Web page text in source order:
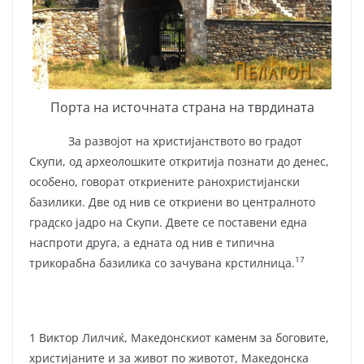
Порта на источната страна на тврдината
За развојот на христијанството во градот
Скупи, од археолошките откритија познати до денес,
особено, говорат откриените ранохристијански
базилики. Две од нив се откриени во централното
градско јадро на Скупи. Двете се поставени една
наспроти друга, а едната од нив е типична
трикорабна базилика со зачувана крстилница.17
1 Виктор Лилчиќ, Македонскиот каменм за боговите,
христијаните и за живот по животот, Македонска